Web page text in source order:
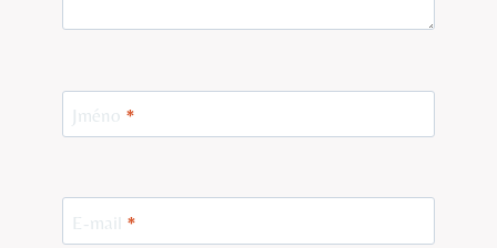
Jméno *
E-mail *